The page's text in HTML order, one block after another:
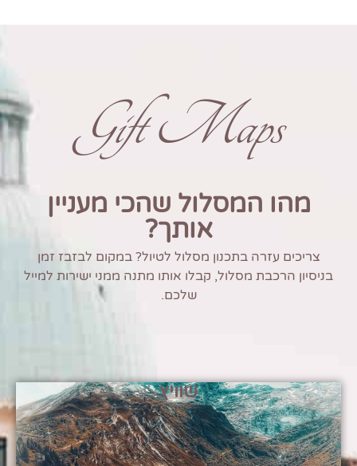
Gift Maps
מהו המסלול שהכי מעניין
אותך?
צריכים עזרה בתכנון מסלול לטיול? במקום לבזבז זמן
בניסיון הרכבת מסלול, קבלו אותו מתנה ממני ישירות למייל
שלכם.
שוויץ